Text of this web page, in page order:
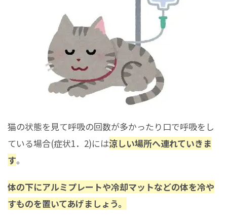
猫の状態を見て呼吸の回数が多かったり口で呼吸をし
ている場合(症状1．2)には涼しい場所へ連れていきま
す。
体の下にアルミプレートや冷却マットなどの体を冷や
すものを置いてあげましょう。